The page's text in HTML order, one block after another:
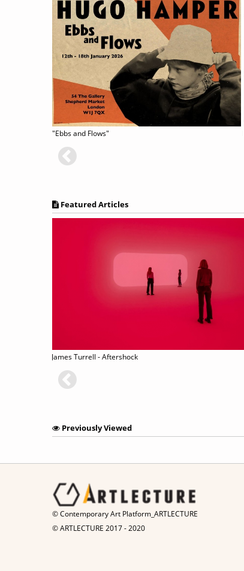
"Ebbs and Flows"
Featured Articles
James Turrell - Aftershock
Previously Viewed
© Contemporary Art Platform_ARTLECTURE
© ARTLECTURE 2017 - 2020